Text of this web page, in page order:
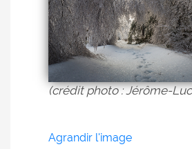
(crédit photo : Jérôme-
Agrandir l'image